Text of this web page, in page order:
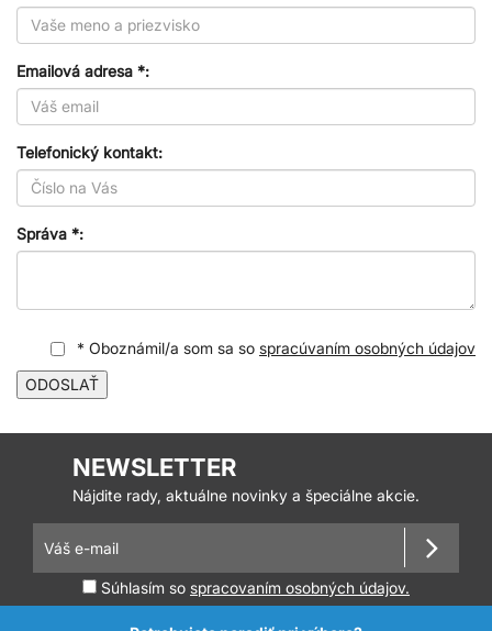
Emailová adresa *:
Telefonický kontakt:
Správa *:
* Oboznámil/a som sa so spracúvaním osobných údajov
ODOSLAŤ
NEWSLETTER
Nájdite rady, aktuálne novinky a špeciálne akcie.
Súhlasím so spracovaním osobných údajov.